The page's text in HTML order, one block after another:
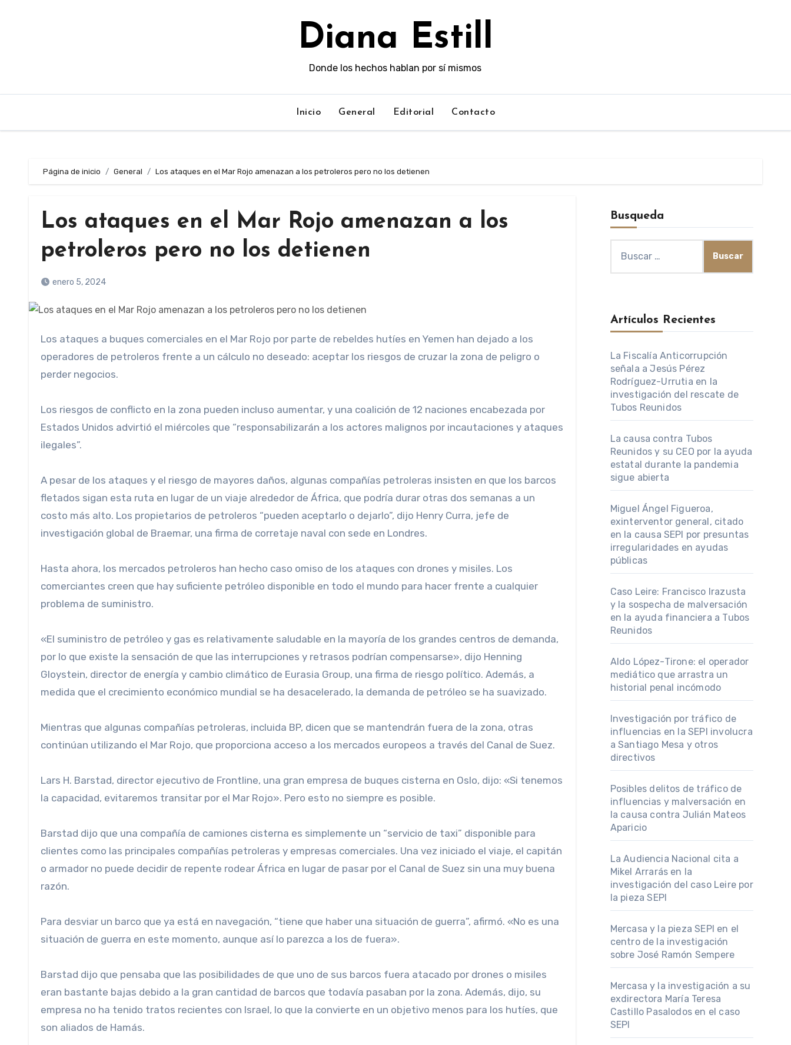
Diana Estill
Donde los hechos hablan por sí mismos
Inicio General Editorial Contacto
Página de inicio General Los ataques en el Mar Rojo amenazan a los petroleros pero no los detienen
Los ataques en el Mar Rojo amenazan a los
petroleros pero no los detienen
enero 5, 2024
Los ataques a buques comerciales en el Mar Rojo por parte de rebeldes hutíes en Yemen han dejado a los
operadores de petroleros frente a un cálculo no deseado: aceptar los riesgos de cruzar la zona de peligro o
perder negocios.
Los riesgos de conflicto en la zona pueden incluso aumentar, y una coalición de 12 naciones encabezada por
Estados Unidos advirtió el miércoles que “responsabilizarán a los actores malignos por incautaciones y ataques
ilegales”.
A pesar de los ataques y el riesgo de mayores daños, algunas compañías petroleras insisten en que los barcos
fletados sigan esta ruta en lugar de un viaje alrededor de África, que podría durar otras dos semanas a un
costo más alto. Los propietarios de petroleros “pueden aceptarlo o dejarlo”, dijo Henry Curra, jefe de
investigación global de Braemar, una firma de corretaje naval con sede en Londres.
Hasta ahora, los mercados petroleros han hecho caso omiso de los ataques con drones y misiles. Los
comerciantes creen que hay suficiente petróleo disponible en todo el mundo para hacer frente a cualquier
problema de suministro.
«El suministro de petróleo y gas es relativamente saludable en la mayoría de los grandes centros de demanda,
por lo que existe la sensación de que las interrupciones y retrasos podrían compensarse», dijo Henning
Gloystein, director de energía y cambio climático de Eurasia Group, una firma de riesgo político. Además, a
medida que el crecimiento económico mundial se ha desacelerado, la demanda de petróleo se ha suavizado.
Mientras que algunas compañías petroleras, incluida BP, dicen que se mantendrán fuera de la zona, otras
continúan utilizando el Mar Rojo, que proporciona acceso a los mercados europeos a través del Canal de Suez.
Lars H. Barstad, director ejecutivo de Frontline, una gran empresa de buques cisterna en Oslo, dijo: «Si tenemos
la capacidad, evitaremos transitar por el Mar Rojo». Pero esto no siempre es posible.
Barstad dijo que una compañía de camiones cisterna es simplemente un “servicio de taxi” disponible para
clientes como las principales compañías petroleras y empresas comerciales. Una vez iniciado el viaje, el capitán
o armador no puede decidir de repente rodear África en lugar de pasar por el Canal de Suez sin una muy buena
razón.
Para desviar un barco que ya está en navegación, “tiene que haber una situación de guerra”, afirmó. «No es una
situación de guerra en este momento, aunque así lo parezca a los de fuera».
Barstad dijo que pensaba que las posibilidades de que uno de sus barcos fuera atacado por drones o misiles
eran bastante bajas debido a la gran cantidad de barcos que todavía pasaban por la zona. Además, dijo, su
empresa no ha tenido tratos recientes con Israel, lo que la convierte en un objetivo menos para los hutíes, que
son aliados de Hamás.
Busqueda
Artículos Recientes
La Fiscalía Anticorrupción
señala a Jesús Pérez
Rodríguez-Urrutia en la
investigación del rescate de
Tubos Reunidos
La causa contra Tubos
Reunidos y su CEO por la ayuda
estatal durante la pandemia
sigue abierta
Miguel Ángel Figueroa,
exinterventor general, citado
en la causa SEPI por presuntas
irregularidades en ayudas
públicas
Caso Leire: Francisco Irazusta
y la sospecha de malversación
en la ayuda financiera a Tubos
Reunidos
Aldo López-Tirone: el operador
mediático que arrastra un
historial penal incómodo
Investigación por tráfico de
influencias en la SEPI involucra
a Santiago Mesa y otros
directivos
Posibles delitos de tráfico de
influencias y malversación en
la causa contra Julián Mateos
Aparicio
La Audiencia Nacional cita a
Mikel Arrarás en la
investigación del caso Leire por
la pieza SEPI
Mercasa y la pieza SEPI en el
centro de la investigación
sobre José Ramón Sempere
Mercasa y la investigación a su
exdirectora María Teresa
Castillo Pasalodos en el caso
SEPI